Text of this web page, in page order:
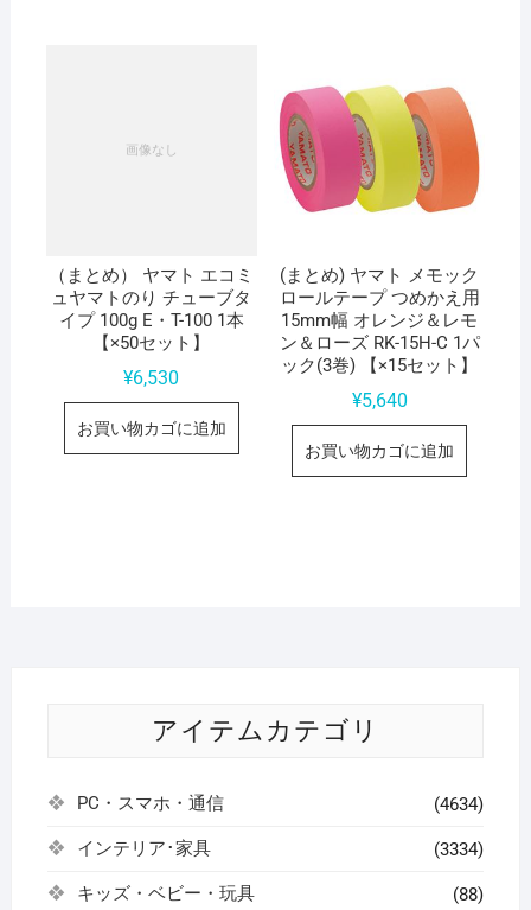
（まとめ） ヤマト エコミ
ュヤマトのり チューブタ
イプ 100g E・T-100 1本
【×50セット】
¥6,530
お買い物カゴに追加
(まとめ) ヤマト メモック
ロールテープ つめかえ用
15mm幅 オレンジ＆レモ
ン＆ローズ RK-15H-C 1パ
ック(3巻) 【×15セット】
¥5,640
お買い物カゴに追加
アイテムカテゴリ
PC・スマホ・通信 (4634)
インテリア･家具 (3334)
キッズ・ベビー・玩具 (88)